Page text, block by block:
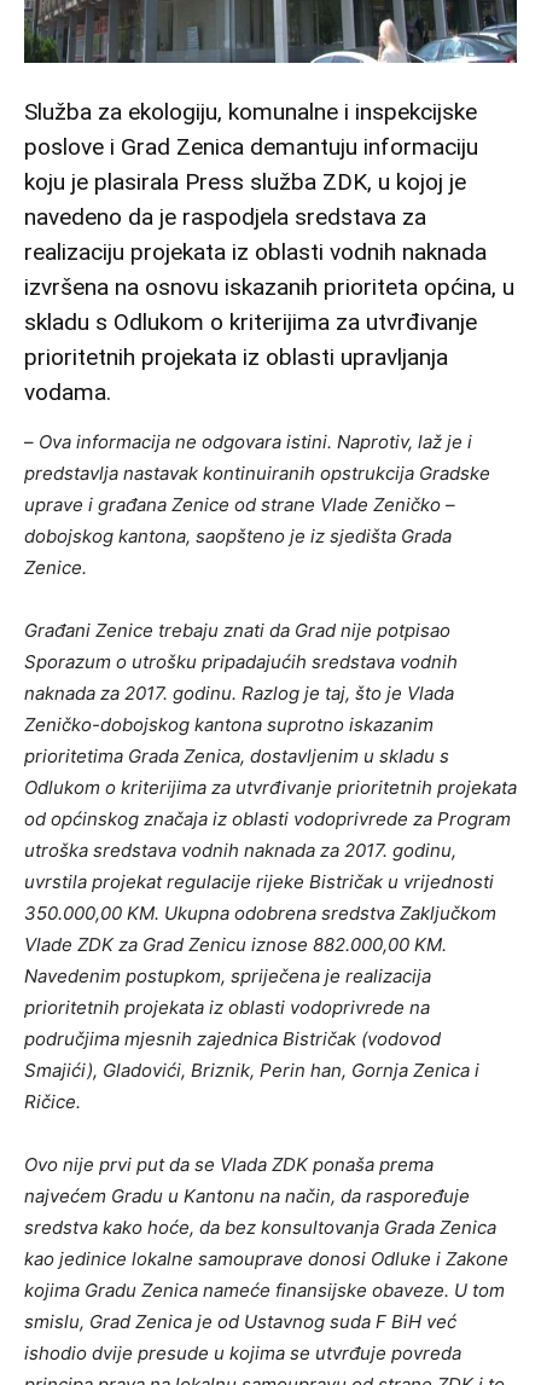
Služba za ekologiju, komunalne i inspekcijske
poslove i Grad Zenica demantuju informaciju
koju je plasirala Press služba ZDK, u kojoj je
navedeno da je raspodjela sredstava za
realizaciju projekata iz oblasti vodnih naknada
izvršena na osnovu iskazanih prioriteta općina, u
skladu s Odlukom o kriterijima za utvrđivanje
prioritetnih projekata iz oblasti upravljanja
vodama.
– Ova informacija ne odgovara istini. Naprotiv, laž je i
predstavlja nastavak kontinuiranih opstrukcija Gradske
uprave i građana Zenice od strane Vlade Zeničko –
dobojskog kantona, saopšteno je iz sjedišta Grada
Zenice.
Građani Zenice trebaju znati da Grad nije potpisao
Sporazum o utrošku pripadajućih sredstava vodnih
naknada za 2017. godinu. Razlog je taj, što je Vlada
Zeničko-dobojskog kantona suprotno iskazanim
prioritetima Grada Zenica, dostavljenim u skladu s
Odlukom o kriterijima za utvrđivanje prioritetnih projekata
od općinskog značaja iz oblasti vodoprivrede za Program
utroška sredstava vodnih naknada za 2017. godinu,
uvrstila projekat regulacije rijeke Bistričak u vrijednosti
350.000,00 KM. Ukupna odobrena sredstva Zaključkom
Vlade ZDK za Grad Zenicu iznose 882.000,00 KM.
Navedenim postupkom, spriječena je realizacija
prioritetnih projekata iz oblasti vodoprivrede na
područjima mjesnih zajednica Bistričak (vodovod
Smajići), Gladovići, Briznik, Perin han, Gornja Zenica i
Ričice.
Ovo nije prvi put da se Vlada ZDK ponaša prema
najvećem Gradu u Kantonu na način, da raspoređuje
sredstva kako hoće, da bez konsultovanja Grada Zenica
kao jedinice lokalne samouprave donosi Odluke i Zakone
kojima Gradu Zenica nameće finansijske obaveze. U tom
smislu, Grad Zenica je od Ustavnog suda F BiH već
ishodio dvije presude u kojima se utvrđuje povreda